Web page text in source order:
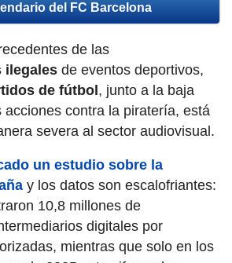
del FC Barcelona
de las
ilegales de eventos deportivos,
de fútbol , junto a la baja
acciones contra la piratería, está
severa al sector audiovisual.
un estudio sobre la
y los datos son escalofriantes:
10,8 millones de
digitales por
mientras que solo en los